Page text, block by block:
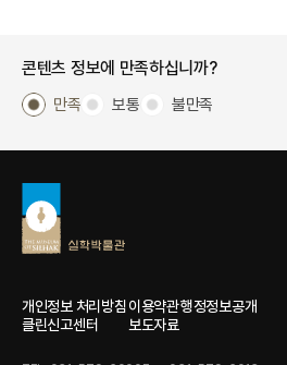
콘텐츠 정보에 만족하십니까?
만족 보통 불만족
개인정보 처리방침이용약관행정정보공개
클린신고센터
보도자료